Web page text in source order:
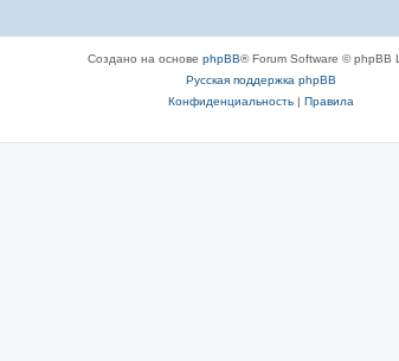
Создано на основе phpBB® Forum Software © phpBB
Русская поддержка phpBB
Конфиденциальность| Правила